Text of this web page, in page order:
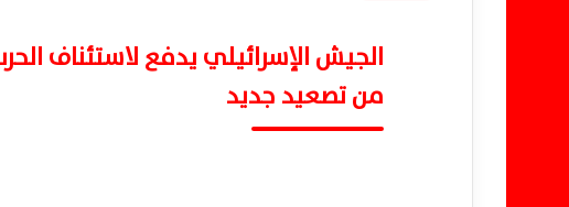
الجيش الإسرائيلي يدفع لاستئناف
من تصعيد جديد